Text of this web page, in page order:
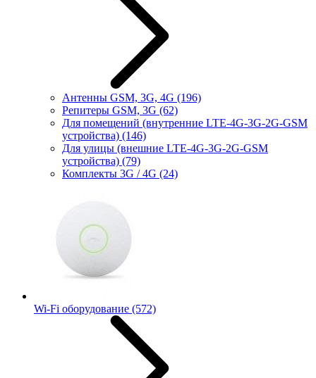
Антенны GSM, 3G, 4G (196)
Репитеры GSM, 3G (62)
Для помещений (внутренние LTE-4G-3G-2G-GSM
устройства) (146)
Для улицы (внешние LTE-4G-3G-2G-GSM
устройства) (79)
Комплекты 3G / 4G (24)
Wi-Fi оборудование (572)